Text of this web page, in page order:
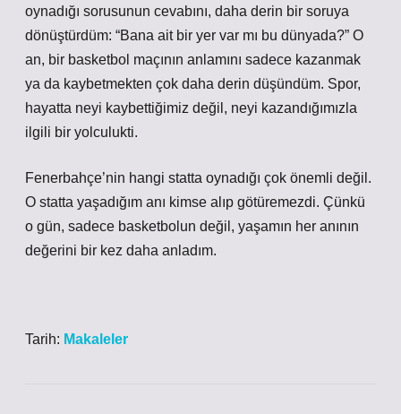
oynadığı sorusunun cevabını, daha derin bir soruya
dönüştürdüm: “Bana ait bir yer var mı bu dünyada?” O
an, bir basketbol maçının anlamını sadece kazanmak
ya da kaybetmekten çok daha derin düşündüm. Spor,
hayatta neyi kaybettiğimiz değil, neyi kazandığımızla
ilgili bir yolculukti.
Fenerbahçe’nin hangi statta oynadığı çok önemli değil.
O statta yaşadığım anı kimse alıp götüremezdi. Çünkü
o gün, sadece basketbolun değil, yaşamın her anının
değerini bir kez daha anladım.
Tarih: Makaleler